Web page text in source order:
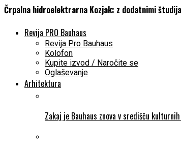
Črpalna hidroelektrarna Kozjak: z dodatnimi
Revija PRO Bauhaus
Revija Pro Bauhaus
Kolofon
Kupite izvod / Naročite se
Oglaševanje
Arhitektura
Zakaj je Bauhaus znova v središču